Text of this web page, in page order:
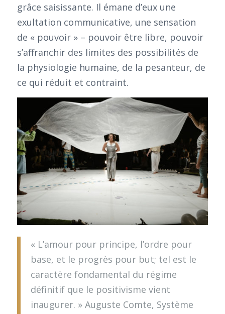
grâce saisissante. Il émane d’eux une
exultation communicative, une sensation
de « pouvoir » – pouvoir être libre, pouvoir
s’affranchir des limites des possibilités de
la physiologie humaine, de la pesanteur, de
ce qui réduit et contraint.
« L’amour pour principe, l’ordre pour
base, et le progrès pour but; tel est le
caractère fondamental du régime
définitif que le positivisme vient
inaugurer. » Auguste Comte, Système